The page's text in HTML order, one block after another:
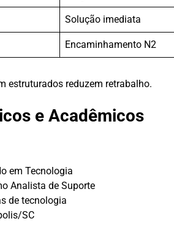
Solução imediata
Encaminhamento N2
estruturados reduzem retrabalho.
e Acadêmicos
em Tecnologia
Analista de Suporte
de tecnologia
SC